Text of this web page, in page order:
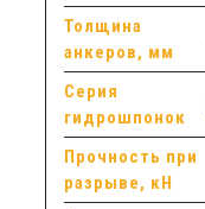
Толщина
анкеров, мм
Серия
гидрошпонок
Прочность при
разрыве, кН